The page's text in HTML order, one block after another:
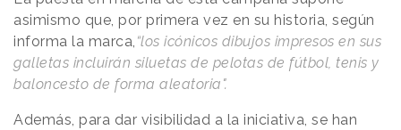
asimismo que, por primera vez en su historia, según
informa la marca, “los icónicos dibujos impresos en sus
galletas incluirán siluetas de pelotas de fútbol, tenis y
baloncesto de forma aleatoria".
Además, para dar visibilidad a la iniciativa, se han